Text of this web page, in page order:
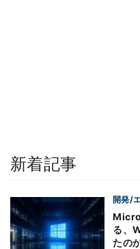
新着記事
開発/
る、
たの